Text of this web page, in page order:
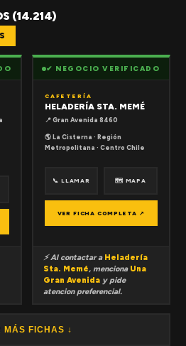
(14.214)
✔ NEGOCIO VERIFICADO
CAFETERÍA
HELADERÍA STA. MEMÉ
📍 Gran Avenida 8460
🌎 La Cisterna · Región
Metropolitana · Centro Chile
📞 LLAMAR 🗺 MAPA
VER FICHA COMPLETA ↗
⚡ Al contactar a Heladería
Sta. Memé, menciona Una
Gran Avenida y pide
atencion preferencial.
MÁS FICHAS ↓